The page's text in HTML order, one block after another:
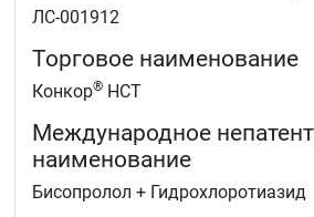
ЛС-001912
Торговое наименование
Конкор® НСТ
Международное
наименование
Бисопролол + Гидрохлоротиазид